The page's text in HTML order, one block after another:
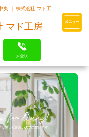
を
央 ｜ 株式会社 マド工
マド工房
お電話